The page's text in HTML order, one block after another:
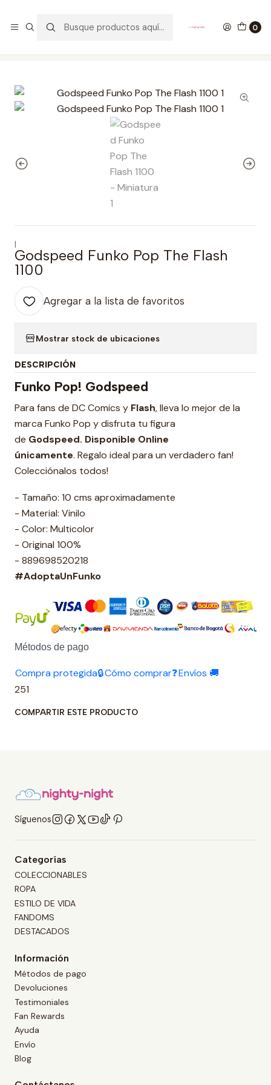
0
|
Godspeed Funko Pop The Flash
1100
Agregar a la lista de favoritos
Mostrar stock de ubicaciones
DESCRIPCIÓN
Funko Pop! Godspeed
Para fans de DC Comics y Flash, lleva lo mejor de la
marca Funko Pop y disfruta tu figura
de Godspeed. Disponible Online
únicamente. Regalo ideal para un verdadero fan!
Colecciónalos todos!
- Tamaño: 10 cms aproximadamente
- Material: Vinilo
- Color: Multicolor
- Original 100%
- 889698520218
#AdoptaUnFunko
Métodos de pago
Compra protegida🔒Cómo comprar❓Envíos 🚚
251
COMPARTIR ESTE PRODUCTO
Síguenos
Categorías
COLECCIONABLES
ROPA
ESTILO DE VIDA
FANDOMS
DESTACADOS
Información
Métodos de pago
Devoluciones
Testimoniales
Fan Rewards
Ayuda
Envío
Blog